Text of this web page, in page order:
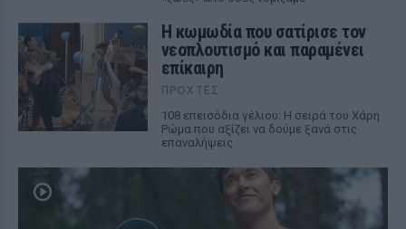
Η κωμωδία που σατίρισε τον
νεοπλουτισμό και παραμένει
επίκαιρη
ΠΡΟΧΤΈΣ
108 επεισόδια γέλιου: Η σειρά του Χάρη
Ρώμα που αξίζει να δούμε ξανά στις
επαναλήψεις